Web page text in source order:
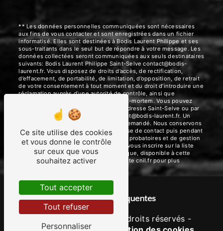
** Les données personnelles communiquées sont nécessaires
aux fins de vous contacter et sont enregistrées dans un fichier
informatisé. Elles sont destinées à Bodis Laurent Philippe et ses
sous-traitants dans le seul but de répondre à votre message. Les
données collectées seront communiquées aux seuls destinataires
suivants: Bodis Laurent Philippe Saint-Selve contact@bodis-
laurent.fr. Vous disposez de droits d’accès, de rectification,
d’effacement, de portabilité, de limitation, d’opposition, de retrait
de votre consentement à tout moment et du droit d’introduire une
réclamation auprès d’une autorité de contrôle, ainsi que
d’organiser le sort de vos données post-mortem. Vous pouvez
exercer ces droits par voie postale à l'adresse Saint-Selve ou par
courrier électronique à l'adresse contact@bodis-laurent.fr. Un
justificatif d'identité pourra vous être demandé. Nous conservons
vos données pendant la période de prise de contact puis pendant
la durée de prescription légale aux fins probatoires et de gestion
des contentieux. Vous avez le droit de vous inscrire sur la liste
d'opposition au démarchage téléphonique, disponible à cette
adresse: Bloctel.gouv.fr. Consultez le site cnil.fr pour plus
Recherches fréquentes
- 2026 - Tous droits réservés -
Ce site utilise des cookies
et vous donne le contrôle
sur ceux que vous
souhaitez activer
Tout accepter
Tout refuser
Personnaliser